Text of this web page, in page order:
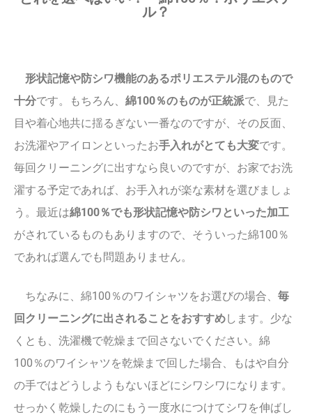
ル？
形状記憶や防シワ機能のあるポリエステル混のもので
十分です。もちろん、 綿100％のものが正統派で、見た
目や着心地共に揺るぎない一番なのですが、その反面、
お洗濯やアイロンといったお手入れがとても大変です。
毎回クリーニングに出すなら良いのですが、お家でお洗
濯する予定であれば、お手入れが楽な素材を選びましょ
う。最近は綿100％でも形状記憶や防シワといった加工
がされているものもありますので、そういった綿100％
であれば選んでも問題ありません。
ちなみに、綿100％のワイシャツをお選びの場合、 毎
回クリーニングに出されることをおすすめします。少な
くとも、洗濯機で乾燥まで回さないでください。綿
100％のワイシャツを乾燥まで回した場合、もはや自分
の手ではどうしようもないほどにシワシワになります。
せっかく乾燥したのにもう一度水につけてシワを伸ばし